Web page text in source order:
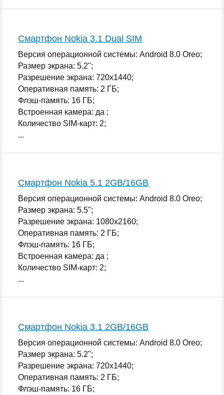
Смартфон Nokia 3.1 Dual SIM
Версия операционной системы: Android 8.0 Oreo;
Размер экрана: 5.2";
Разрешение экрана: 720x1440;
Оперативная память: 2 ГБ;
Флэш-память: 16 ГБ;
Встроенная камера: да ;
Количество SIM-карт: 2;
...
Смартфон Nokia 5.1 2GB/16GB
Версия операционной системы: Android 8.0 Oreo;
Размер экрана: 5.5";
Разрешение экрана: 1080x2160;
Оперативная память: 2 ГБ;
Флэш-память: 16 ГБ;
Встроенная камера: да ;
Количество SIM-карт: 2;
...
Смартфон Nokia 3.1 2GB/16GB
Версия операционной системы: Android 8.0 Oreo;
Размер экрана: 5.2";
Разрешение экрана: 720x1440;
Оперативная память: 2 ГБ;
Флэш-память: 16 ГБ;